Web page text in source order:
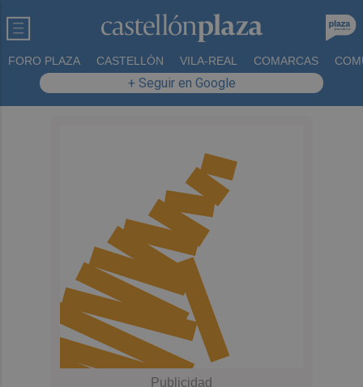
FORO PLAZA CASTELLÓN VILA-REAL COMARCAS
+ Seguir en Google